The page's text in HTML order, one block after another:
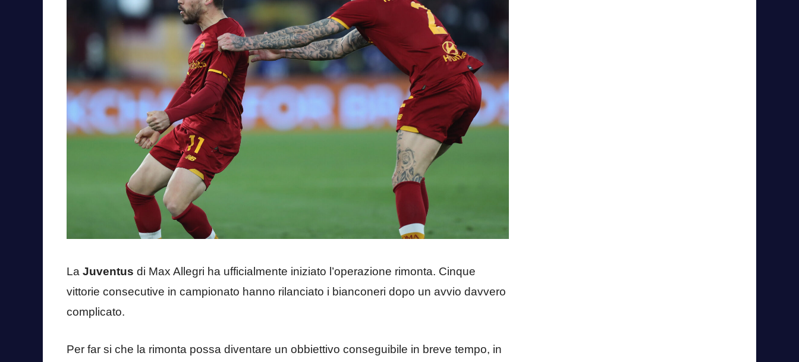
La Juventus di Max Allegri ha ufficialmente iniziato l’operazione rimonta. Cinque
vittorie consecutive in campionato hanno rilanciato i bianconeri dopo un avvio davvero
complicato.
Per far si che la rimonta possa diventare un obbiettivo conseguibile in breve tempo, in